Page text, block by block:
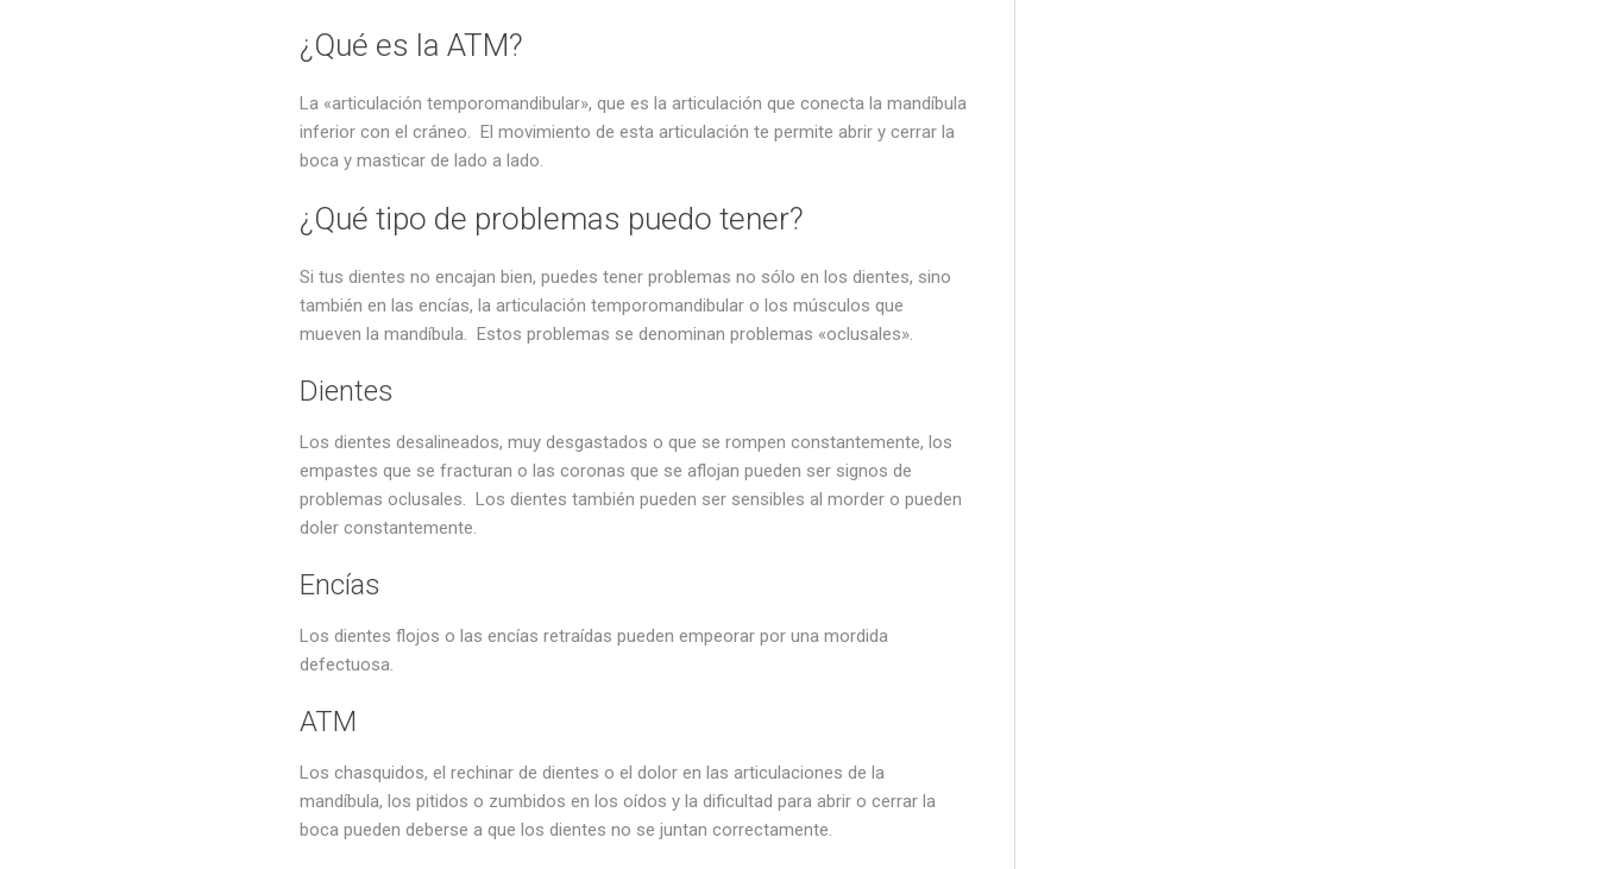
¿Qué es la ATM?
La «articulación temporomandibular», que es la articulación que conecta la mandíbula
inferior con el cráneo. El movimiento de esta articulación te permite abrir y cerrar la
boca y masticar de lado a lado.
¿Qué tipo de problemas puedo tener?
Si tus dientes no encajan bien, puedes tener problemas no sólo en los dientes, sino
también en las encías, la articulación temporomandibular o los músculos que
mueven la mandíbula. Estos problemas se denominan problemas «oclusales».
Dientes
Los dientes desalineados, muy desgastados o que se rompen constantemente, los
empastes que se fracturan o las coronas que se aflojan pueden ser signos de
problemas oclusales. Los dientes también pueden ser sensibles al morder o pueden
doler constantemente.
Encías
Los dientes flojos o las encías retraídas pueden empeorar por una mordida
defectuosa.
ATM
Los chasquidos, el rechinar de dientes o el dolor en las articulaciones de la
mandíbula, los pitidos o zumbidos en los oídos y la dificultad para abrir o cerrar la
boca pueden deberse a que los dientes no se juntan correctamente.